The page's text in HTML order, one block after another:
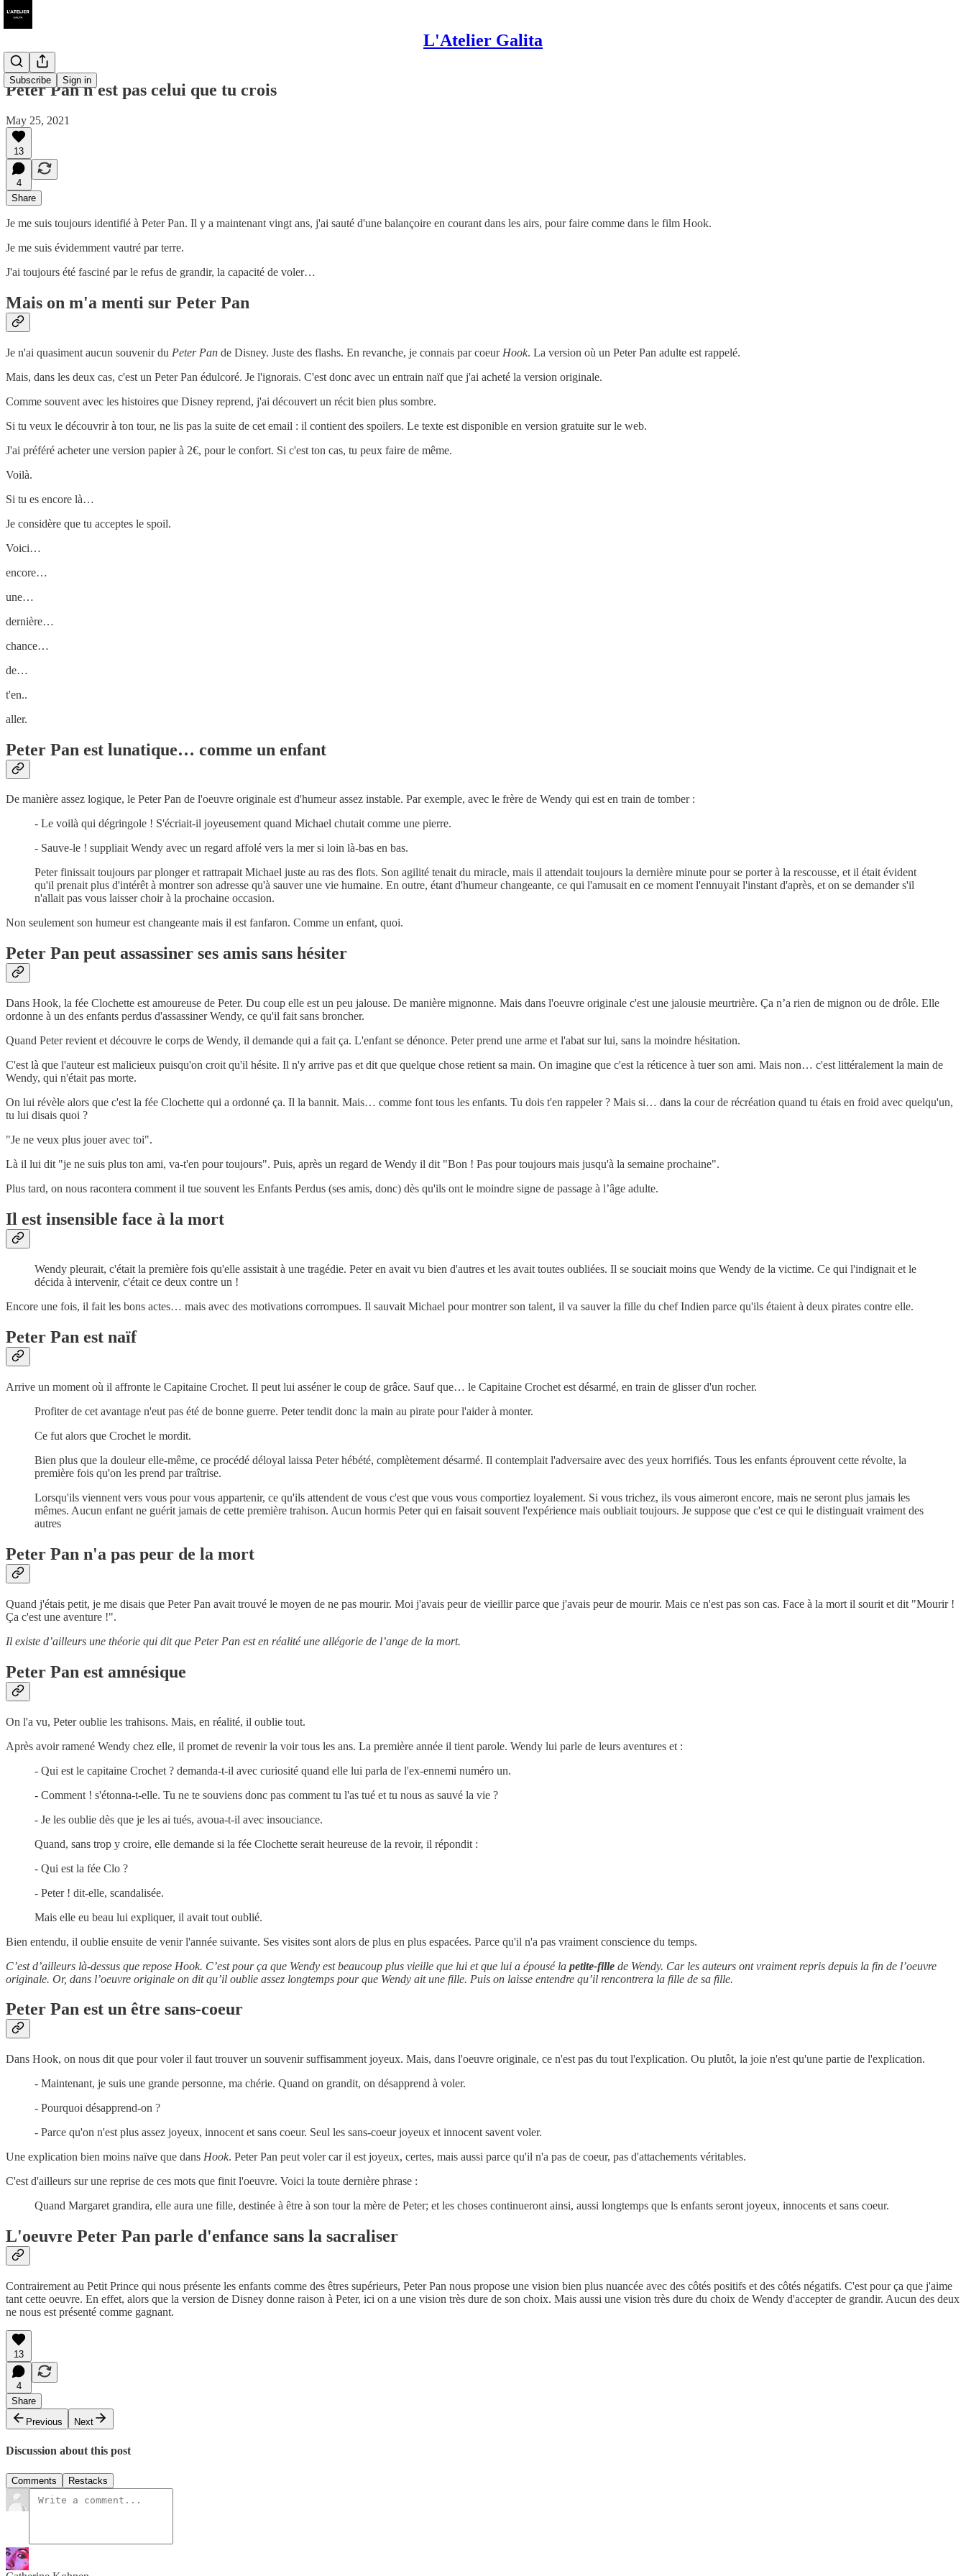
L'Atelier Galita
Subscribe Sign in
Peter Pan n'est pas celui que tu crois
May 25, 2021
13
4
Share
Je me suis toujours identifié à Peter Pan. Il y a maintenant vingt ans, j'ai sauté d'une balançoire en courant dans les airs, pour faire comme dans le film Hook.
Je me suis évidemment vautré par terre.
J'ai toujours été fasciné par le refus de grandir, la capacité de voler…
Mais on m'a menti sur Peter Pan
Je n'ai quasiment aucun souvenir du Peter Pan de Disney. Juste des flashs. En revanche, je connais par coeur Hook. La version où un Peter Pan adulte est rappelé.
Mais, dans les deux cas, c'est un Peter Pan édulcoré. Je l'ignorais. C'est donc avec un entrain naïf que j'ai acheté la version originale.
Comme souvent avec les histoires que Disney reprend, j'ai découvert un récit bien plus sombre.
Si tu veux le découvrir à ton tour, ne lis pas la suite de cet email : il contient des spoilers. Le texte est disponible en version gratuite sur le web.
J'ai préféré acheter une version papier à 2€, pour le confort. Si c'est ton cas, tu peux faire de même.
Voilà.
Si tu es encore là…
Je considère que tu acceptes le spoil.
Voici…
encore…
une…
dernière…
chance…
de…
t'en..
aller.
Peter Pan est lunatique… comme un enfant
De manière assez logique, le Peter Pan de l'oeuvre originale est d'humeur assez instable. Par exemple, avec le frère de Wendy qui est en train de tomber :
- Le voilà qui dégringole ! S'écriait-il joyeusement quand Michael chutait comme une pierre.
- Sauve-le ! suppliait Wendy avec un regard affolé vers la mer si loin là-bas en bas.
Peter finissait toujours par plonger et rattrapait Michael juste au ras des flots. Son agilité tenait du miracle, mais il attendait toujours la dernière minute pour se porter à la rescousse, et il était évident
qu'il prenait plus d'intérêt à montrer son adresse qu'à sauver une vie humaine. En outre, étant d'humeur changeante, ce qui l'amusait en ce moment l'ennuyait l'instant d'après, et on se demander s'il
n'allait pas vous laisser choir à la prochaine occasion.
Non seulement son humeur est changeante mais il est fanfaron. Comme un enfant, quoi.
Peter Pan peut assassiner ses amis sans hésiter
Dans Hook, la fée Clochette est amoureuse de Peter. Du coup elle est un peu jalouse. De manière mignonne. Mais dans l'oeuvre originale c'est une jalousie meurtrière. Ça n’a rien de mignon ou de drôle. Elle
ordonne à un des enfants perdus d'assassiner Wendy, ce qu'il fait sans broncher.
Quand Peter revient et découvre le corps de Wendy, il demande qui a fait ça. L'enfant se dénonce. Peter prend une arme et l'abat sur lui, sans la moindre hésitation.
C'est là que l'auteur est malicieux puisqu'on croit qu'il hésite. Il n'y arrive pas et dit que quelque chose retient sa main. On imagine que c'est la réticence à tuer son ami. Mais non… c'est littéralement la main de
Wendy, qui n'était pas morte.
On lui révèle alors que c'est la fée Clochette qui a ordonné ça. Il la bannit. Mais… comme font tous les enfants. Tu dois t'en rappeler ? Mais si… dans la cour de récréation quand tu étais en froid avec quelqu'un,
tu lui disais quoi ?
"Je ne veux plus jouer avec toi".
Là il lui dit "je ne suis plus ton ami, va-t'en pour toujours". Puis, après un regard de Wendy il dit "Bon ! Pas pour toujours mais jusqu'à la semaine prochaine".
Plus tard, on nous racontera comment il tue souvent les Enfants Perdus (ses amis, donc) dès qu'ils ont le moindre signe de passage à l’âge adulte.
Il est insensible face à la mort
Wendy pleurait, c'était la première fois qu'elle assistait à une tragédie. Peter en avait vu bien d'autres et les avait toutes oubliées. Il se souciait moins que Wendy de la victime. Ce qui l'indignait et le
décida à intervenir, c'était ce deux contre un !
Encore une fois, il fait les bons actes… mais avec des motivations corrompues. Il sauvait Michael pour montrer son talent, il va sauver la fille du chef Indien parce qu'ils étaient à deux pirates contre elle.
Peter Pan est naïf
Arrive un moment où il affronte le Capitaine Crochet. Il peut lui asséner le coup de grâce. Sauf que… le Capitaine Crochet est désarmé, en train de glisser d'un rocher.
Profiter de cet avantage n'eut pas été de bonne guerre. Peter tendit donc la main au pirate pour l'aider à monter.
Ce fut alors que Crochet le mordit.
Bien plus que la douleur elle-même, ce procédé déloyal laissa Peter hébété, complètement désarmé. Il contemplait l'adversaire avec des yeux horrifiés. Tous les enfants éprouvent cette révolte, la
première fois qu'on les prend par traîtrise.
Lorsqu'ils viennent vers vous pour vous appartenir, ce qu'ils attendent de vous c'est que vous vous comportiez loyalement. Si vous trichez, ils vous aimeront encore, mais ne seront plus jamais les
mêmes. Aucun enfant ne guérit jamais de cette première trahison. Aucun hormis Peter qui en faisait souvent l'expérience mais oubliait toujours. Je suppose que c'est ce qui le distinguait vraiment des
autres
Peter Pan n'a pas peur de la mort
Quand j'étais petit, je me disais que Peter Pan avait trouvé le moyen de ne pas mourir. Moi j'avais peur de vieillir parce que j'avais peur de mourir. Mais ce n'est pas son cas. Face à la mort il sourit et dit "Mourir !
Ça c'est une aventure !".
Il existe d’ailleurs une théorie qui dit que Peter Pan est en réalité une allégorie de l’ange de la mort.
Peter Pan est amnésique
On l'a vu, Peter oublie les trahisons. Mais, en réalité, il oublie tout.
Après avoir ramené Wendy chez elle, il promet de revenir la voir tous les ans. La première année il tient parole. Wendy lui parle de leurs aventures et :
- Qui est le capitaine Crochet ? demanda-t-il avec curiosité quand elle lui parla de l'ex-ennemi numéro un.
- Comment ! s'étonna-t-elle. Tu ne te souviens donc pas comment tu l'as tué et tu nous as sauvé la vie ?
- Je les oublie dès que je les ai tués, avoua-t-il avec insouciance.
Quand, sans trop y croire, elle demande si la fée Clochette serait heureuse de la revoir, il répondit :
- Qui est la fée Clo ?
- Peter ! dit-elle, scandalisée.
Mais elle eu beau lui expliquer, il avait tout oublié.
Bien entendu, il oublie ensuite de venir l'année suivante. Ses visites sont alors de plus en plus espacées. Parce qu'il n'a pas vraiment conscience du temps.
C’est d’ailleurs là-dessus que repose Hook. C’est pour ça que Wendy est beaucoup plus vieille que lui et que lui a épousé la petite-fille de Wendy. Car les auteurs ont vraiment repris depuis la fin de l’oeuvre
originale. Or, dans l’oeuvre originale on dit qu’il oublie assez longtemps pour que Wendy ait une fille. Puis on laisse entendre qu’il rencontrera la fille de sa fille.
Peter Pan est un être sans-coeur
Dans Hook, on nous dit que pour voler il faut trouver un souvenir suffisamment joyeux. Mais, dans l'oeuvre originale, ce n'est pas du tout l'explication. Ou plutôt, la joie n'est qu'une partie de l'explication.
- Maintenant, je suis une grande personne, ma chérie. Quand on grandit, on désapprend à voler.
- Pourquoi désapprend-on ?
- Parce qu'on n'est plus assez joyeux, innocent et sans coeur. Seul les sans-coeur joyeux et innocent savent voler.
Une explication bien moins naïve que dans Hook. Peter Pan peut voler car il est joyeux, certes, mais aussi parce qu'il n'a pas de coeur, pas d'attachements véritables.
C'est d'ailleurs sur une reprise de ces mots que finit l'oeuvre. Voici la toute dernière phrase :
Quand Margaret grandira, elle aura une fille, destinée à être à son tour la mère de Peter; et les choses continueront ainsi, aussi longtemps que ls enfants seront joyeux, innocents et sans coeur.
L'oeuvre Peter Pan parle d'enfance sans la sacraliser
Contrairement au Petit Prince qui nous présente les enfants comme des êtres supérieurs, Peter Pan nous propose une vision bien plus nuancée avec des côtés positifs et des côtés négatifs. C'est pour ça que j'aime
tant cette oeuvre. En effet, alors que la version de Disney donne raison à Peter, ici on a une vision très dure de son choix. Mais aussi une vision très dure du choix de Wendy d'accepter de grandir. Aucun des deux
ne nous est présenté comme gagnant.
13
4
Share
Previous
Next
Discussion about this post
Comments Restacks